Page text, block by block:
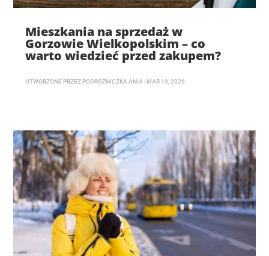
Mieszkania na sprzedaż w
Gorzowie Wielkopolskim – co
warto wiedzieć przed zakupem?
UTWORZONE PRZEZ PODRÓŻNICZKA ANIA | MAR 19, 2026